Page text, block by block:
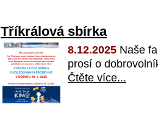
Tříkrálová sbírka
8.12.2025 Naše
prosí o
Čtěte více...